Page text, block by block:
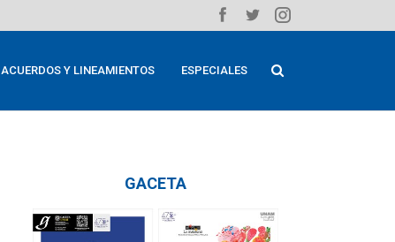
ACUERDOS Y LINEAMIENTOS ESPECIALES
GACETA